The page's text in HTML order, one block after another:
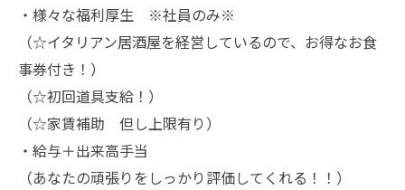
・様々な福利厚生 ※社員のみ※
（☆イタリアン居酒屋を経営しているので、お得なお食
事券付き！）
（☆初回道具支給！）
（☆家賃補助 但し上限有り）
・給与＋出来高手当
（あなたの頑張りをしっかり評価してくれる！！）